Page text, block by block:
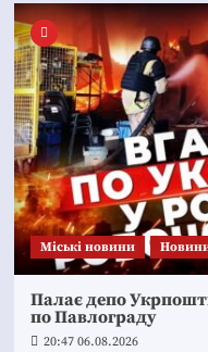
Mіські новини
Палає депо
по Павлограду
20:47 06.08.2026